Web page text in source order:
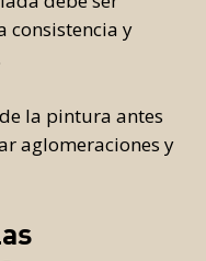
consistencia y
la pintura antes
aglomeraciones y